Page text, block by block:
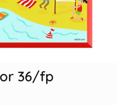
Stabilo Boss 6-pack pastell
159 kr/st
36/fp